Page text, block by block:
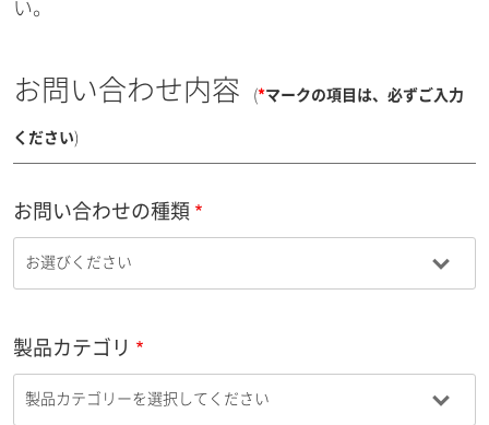
い。
お問い合わせ内容 (*マークの項目は、必ずご入力
ください)
お問い合わせの種類
製品カテゴリ